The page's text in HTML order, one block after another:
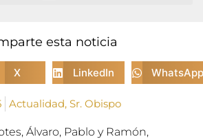
esta noticia
X LinkedIn WhatsApp
Actualidad, Sr. Obispo
Álvaro, Pablo y Ramón,